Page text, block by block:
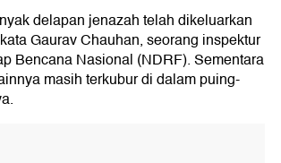
delapan jenazah telah dikeluarkan
Gaurav Chauhan, seorang inspektur
Bencana Nasional (NDRF). Sementara
masih terkubur di dalam puing-